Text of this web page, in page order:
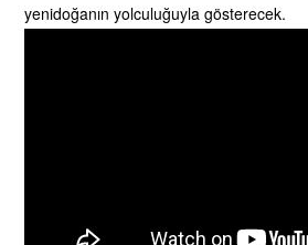
yenidoğanın yolculuğuyla gösterecek.